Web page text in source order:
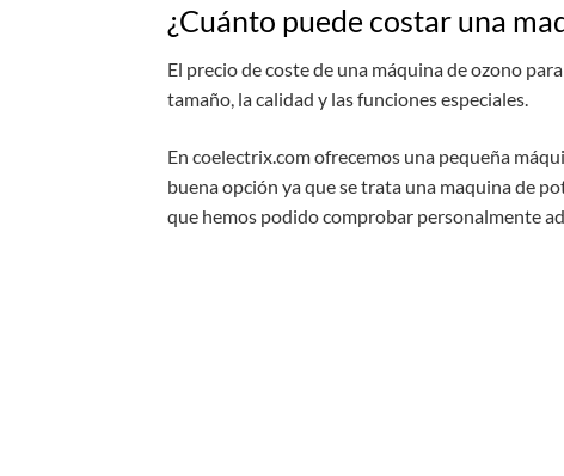
¿Cuánto puede costar una
El precio de coste de una máquina de ozono
tamaño, la calidad y las funciones especiales.
En coelectrix.com ofrecemos una pequeña
buena opción ya que se trata una maquina de
que hemos podido comprobar personalmente